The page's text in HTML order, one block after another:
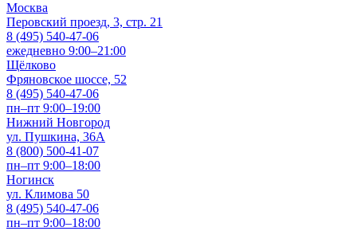
Москва
Перовский проезд, 3, стр. 21
8 (495) 540-47-06
ежедневно 9:00–21:00
Щёлково
Фряновское шоссе, 52
8 (495) 540-47-06
пн–пт 9:00–19:00
Нижний Новгород
ул. Пушкина, 36А
8 (800) 500-41-07
пн–пт 9:00–18:00
Ногинск
ул. Климова 50
8 (495) 540-47-06
пн–пт 9:00–18:00